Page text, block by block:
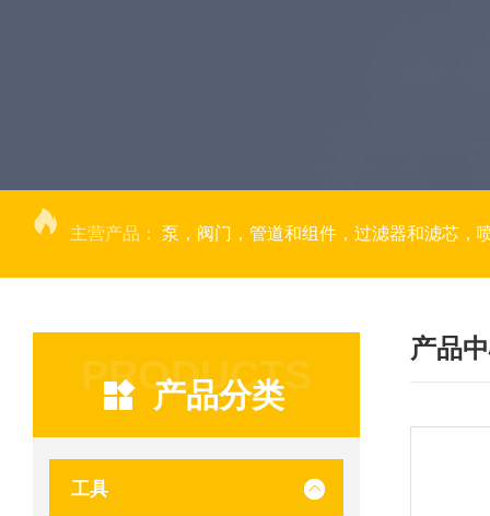
主营产品： 泵，阀门，管道和组件，过滤器和滤芯，
PRODUCTS
产品分类
工具
产品